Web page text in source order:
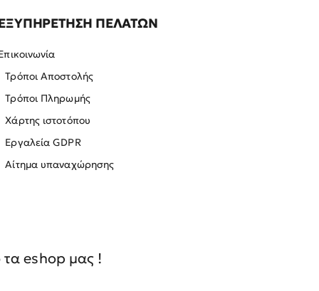
ΠΕΛΑΤΩΝ
Τρόποι Αποστολής
Τρόποι Πληρωμής
Χάρτης ιστοτόπου
Εργαλεία GDPR
Αίτημα υπαναχώρησης
eshop μας !